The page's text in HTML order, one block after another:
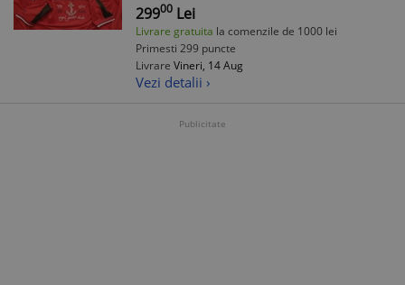
29900 Lei
Livrare gratuita la comenzile de 1000 lei
Primesti 299 puncte
Livrare Vineri, 14 Aug
Vezi detalii ›
Publicitate